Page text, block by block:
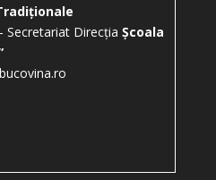
Secretariat Direcția Școala